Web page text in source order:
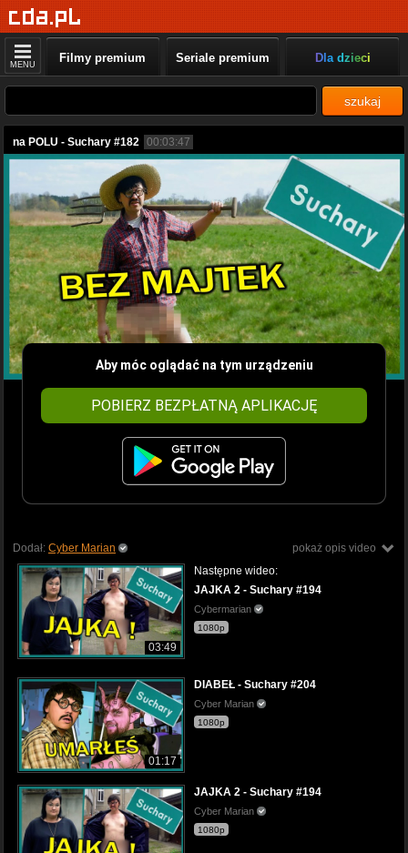
MENU Filmy premium Seriale premium Dla dzieci
szukaj
na POLU - Suchary #182 00:03:47
Aby móc oglądać na tym urządzeniu
POBIERZ BEZPŁATNĄ APLIKACJĘ
pokaż opis video
Dodał: Cyber Marian
03:49
Następne wideo:
JAJKA 2 - Suchary #194
Cybermarian
1080p
01:17
DIABEŁ - Suchary #204
Cyber Marian
1080p
JAJKA 2 - Suchary #194
Cyber Marian
1080p